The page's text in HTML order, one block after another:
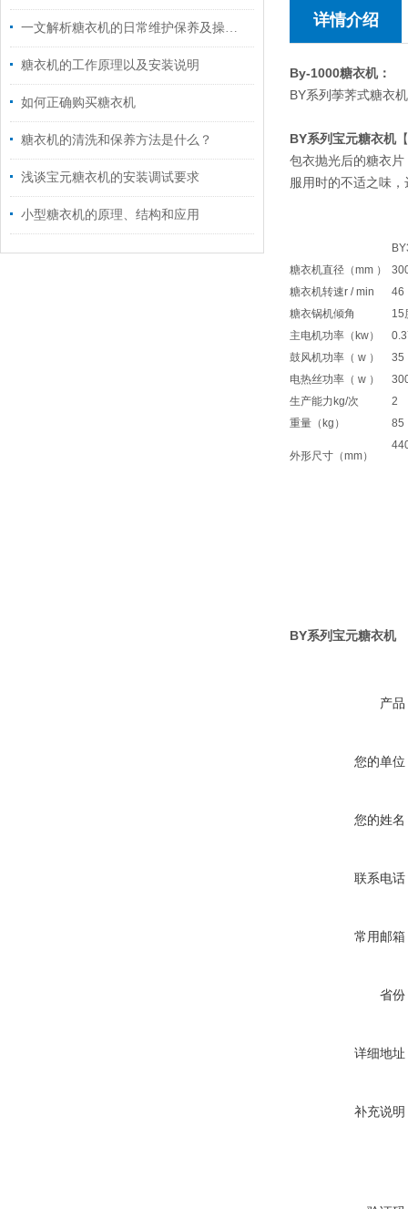
一文解析糖衣机的日常维护保养及操作注意事项
糖衣机的工作原理以及安装说明
如何正确购买糖衣机
糖衣机的清洗和保养方法是什么？
浅谈宝元糖衣机的安装调试要求
小型糖衣机的原理、结构和应用
详情介绍
By-1000糖衣机：
BY系列荸荠式糖衣
BY系列宝元糖衣机
包衣抛光后的糖衣
服用时的不适之味
糖衣机直径（mm ）
糖衣机转速r / min
46
糖衣锅机倾角
15
主电机功率（kw）
鼓风机功率（ w ）
35
电热丝功率（ w ）
生产能力kg/次
2
重量（kg）
85
外形尺寸（mm）
BY系列宝元糖衣机
产品
您的单位
您的姓名
联系电话
常用邮箱
省份
详细地址
补充说明